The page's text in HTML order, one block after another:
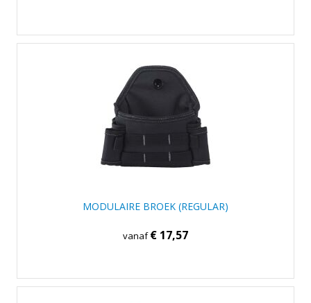
MODULAIRE BROEK (REGULAR)
vanaf€ 17,57